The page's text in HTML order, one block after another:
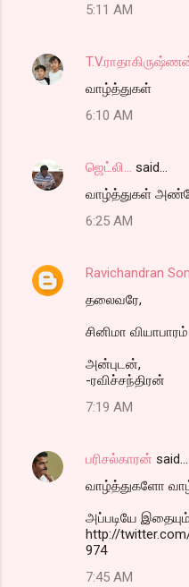
5:11 AM
வாழ்த்துகள்
6:10 AM
ஜெட்லி...
said…
வாழ்த்துகள்
6:25 AM
Ravichandran
தலைவரே,
சினிமா
அன்புடன்,
-ரவிச்சந்திரன்
7:19 AM
பரிசல்காரன் said…
வாழ்த்துகளோ
அப்படியே இதையும்
http://
974
7:45 AM